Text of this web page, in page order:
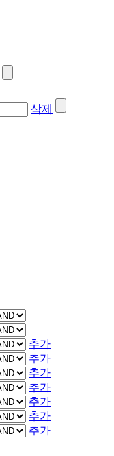
삭제
추가
추가
추가
추가
추가
추가
추가